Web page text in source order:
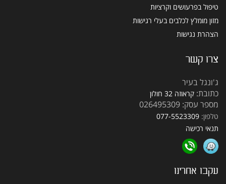
טיפול בפרעושים וקרציות
מזון מומלץ לכלבים בעלי רגישות
הצהרת נגישות
צרו קשר
ג'ונגל בעיר
כתובת: קראוזה 32 חולון
מספר עסק: 026495309
טלפון: 077-5523309
תנאי רכישה
עקבו אחרינו